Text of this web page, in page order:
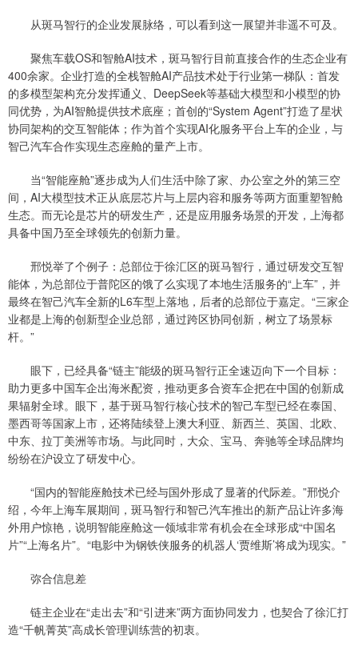
从斑马智行的企业发展脉络，可以看到这一展望并非遥不可及。
聚焦车载OS和智舱AI技术，斑马智行目前直接合作的生态企业有
400余家。企业打造的全栈智舱AI产品技术处于行业第一梯队：首发
的多模型架构充分发挥通义、DeepSeek等基础大模型和小模型的协
同优势，为AI智舱提供技术底座；首创的“System Agent”打造了星状
协同架构的交互智能体；作为首个实现AI化服务平台上车的企业，与
智己汽车合作实现生态座舱的量产上市。
当“智能座舱”逐步成为人们生活中除了家、办公室之外的第三空
间，AI大模型技术正从底层芯片与上层内容和服务等两方面重塑智舱
生态。而无论是芯片的研发生产，还是应用服务场景的开发，上海都
具备中国乃至全球领先的创新力量。
邢悦举了个例子：总部位于徐汇区的斑马智行，通过研发交互智
能体，为总部位于普陀区的饿了么实现了本地生活服务的“上车”，并
最终在智己汽车全新的L6车型上落地，后者的总部位于嘉定。“三家企
业都是上海的创新型企业总部，通过跨区协同创新，树立了场景标
杆。”
眼下，已经具备“链主”能级的斑马智行正全速迈向下一个目标：
助力更多中国车企出海米配资，推动更多合资车企把在中国的创新成
果辐射全球。眼下，基于斑马智行核心技术的智己车型已经在泰国、
墨西哥等国家上市，还将陆续登上澳大利亚、新西兰、英国、北欧、
中东、拉丁美洲等市场。与此同时，大众、宝马、奔驰等全球品牌均
纷纷在沪设立了研发中心。
“国内的智能座舱技术已经与国外形成了显著的代际差。”邢悦介
绍，今年上海车展期间，斑马智行和智己汽车推出的新产品让许多海
外用户惊艳，说明智能座舱这一领域非常有机会在全球形成“中国名
片”“上海名片”。“电影中为钢铁侠服务的机器人‘贾维斯’将成为现实。”
弥合信息差
链主企业在“走出去”和“引进来”两方面协同发力，也契合了徐汇打
造“千帆菁英”高成长管理训练营的初衷。